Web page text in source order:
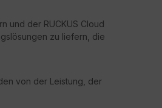
und der RUCKUS Cloud
zu liefern, die
von der Leistung, der